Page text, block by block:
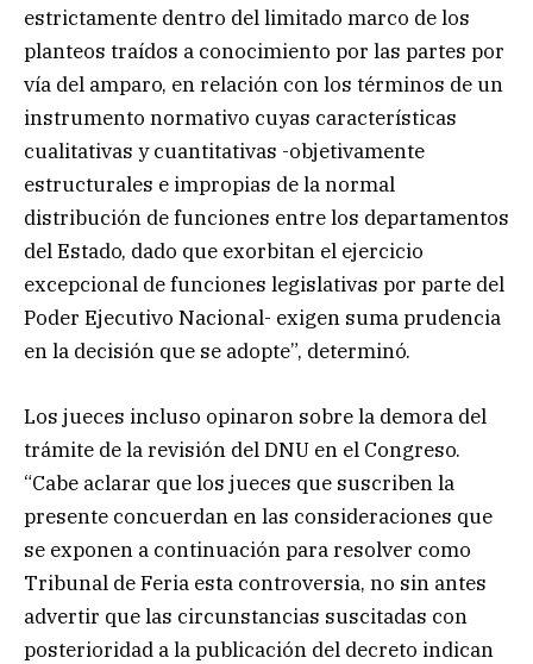
estrictamente dentro del limitado marco de los
planteos traídos a conocimiento por las partes por
vía del amparo, en relación con los términos de un
instrumento normativo cuyas características
cualitativas y cuantitativas -objetivamente
estructurales e impropias de la normal
distribución de funciones entre los departamentos
del Estado, dado que exorbitan el ejercicio
excepcional de funciones legislativas por parte del
Poder Ejecutivo Nacional- exigen suma prudencia
en la decisión que se adopte”, determinó.
Los jueces incluso opinaron sobre la demora del
trámite de la revisión del DNU en el Congreso.
“Cabe aclarar que los jueces que suscriben la
presente concuerdan en las consideraciones que
se exponen a continuación para resolver como
Tribunal de Feria esta controversia, no sin antes
advertir que las circunstancias suscitadas con
posterioridad a la publicación del decreto indican